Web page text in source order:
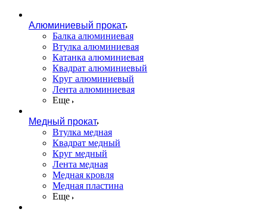
Алюминиевый прокат
Балка алюминиевая
Втулка алюминиевая
Катанка алюминиевая
Квадрат алюминиевый
Круг алюминиевый
Лента алюминиевая
Еще
Медный прокат
Втулка медная
Квадрат медный
Круг медный
Лента медная
Медная кровля
Медная пластина
Еще